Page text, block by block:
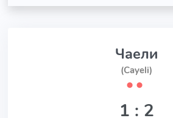
Чаели
(Cayeli)
⬤ ⬤
1 : 2